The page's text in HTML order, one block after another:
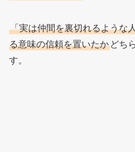
「実は仲間を裏切れるような
る意味の信頼を置いたかどち
す。